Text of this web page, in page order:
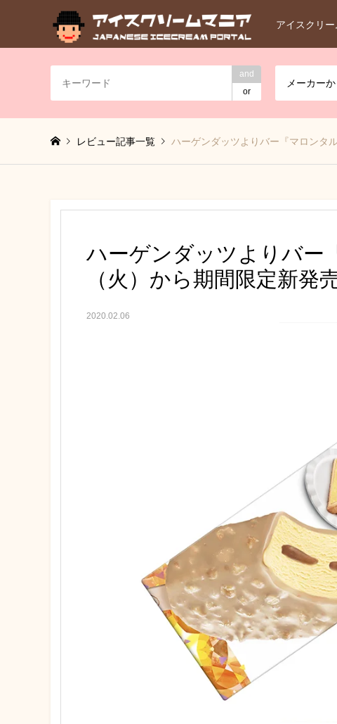
アイスクリ
and
or
メーカー
レビュー記事一覧 ハーゲンダッツよりバー『マロンタ
ハーゲンダッツよりバー
（火）から期間限定新発
2020.02.06